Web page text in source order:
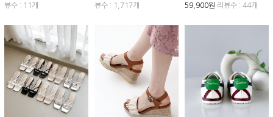
뷰수 : 11개
뷰수 : 1,717개
59,900원 리뷰수 : 44개